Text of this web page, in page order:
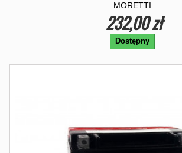
MORETTI
232,00 zł
Dostępny